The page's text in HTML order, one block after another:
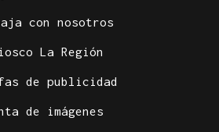
con nosotros
La Región
de publicidad
de imágenes